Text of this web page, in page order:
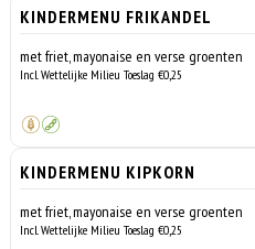
KINDERMENU FRIKANDEL
met friet, mayonaise en verse groenten
Incl. Wettelijke Milieu Toeslag €0,25
KINDERMENU KIPKORN
met friet, mayonaise en verse groenten
Incl. Wettelijke Milieu Toeslag €0,25